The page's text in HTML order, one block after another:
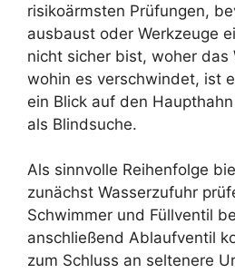
risikoärmsten Prüfungen,
ausbaust oder Werkzeuge
nicht sicher bist, woher das
wohin es verschwindet, ist
ein Blick auf den
als Blindsuche.
Als sinnvolle Reihenfolge
zunächst Wasserzufuhr
Schwimmer und Füllventil
anschließend Ablaufventil
zum Schluss an seltenere